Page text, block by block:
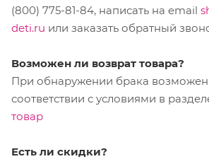
(800) 775-81-84, написать на email
deti.ru или заказать обратный
Возможен ли возврат товара?
При обнаружении брака возможен
соответствии с условиями в
товар
Есть ли скидки?